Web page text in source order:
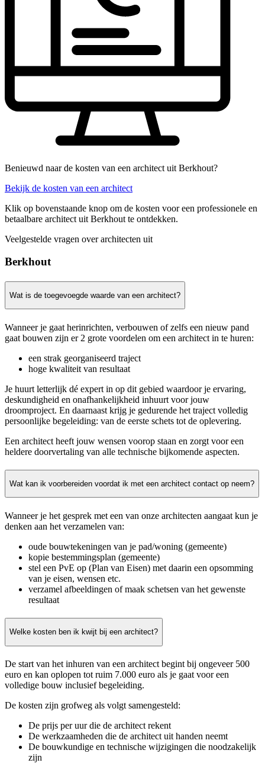
Benieuwd naar de kosten van een architect uit Berkhout?
Bekijk de kosten van een architect
Klik op bovenstaande knop om de kosten voor een professionele en
betaalbare architect uit Berkhout te ontdekken.
Veelgestelde vragen over architecten uit
Berkhout
Wat is de toegevoegde waarde van een architect?
Wanneer je gaat herinrichten, verbouwen of zelfs een nieuw pand
gaat bouwen zijn er 2 grote voordelen om een architect in te huren:
een strak georganiseerd traject
hoge kwaliteit van resultaat
Je huurt letterlijk dé expert in op dit gebied waardoor je ervaring,
deskundigheid en onafhankelijkheid inhuurt voor jouw
droomproject. En daarnaast krijg je gedurende het traject volledig
persoonlijke begeleiding: van de eerste schets tot de oplevering.
Een architect heeft jouw wensen voorop staan en zorgt voor een
heldere doorvertaling van alle technische bijkomende aspecten.
Wat kan ik voorbereiden voordat ik met een architect contact op neem?
Wanneer je het gesprek met een van onze architecten aangaat kun je
denken aan het verzamelen van:
oude bouwtekeningen van je pad/woning (gemeente)
kopie bestemmingsplan (gemeente)
stel een PvE op (Plan van Eisen) met daarin een opsomming
van je eisen, wensen etc.
verzamel afbeeldingen of maak schetsen van het gewenste
resultaat
Welke kosten ben ik kwijt bij een architect?
De start van het inhuren van een architect begint bij ongeveer 500
euro en kan oplopen tot ruim 7.000 euro als je gaat voor een
volledige bouw inclusief begeleiding.
De kosten zijn grofweg als volgt samengesteld:
De prijs per uur die de architect rekent
De werkzaamheden die de architect uit handen neemt
De bouwkundige en technische wijzigingen die noodzakelijk
zijn